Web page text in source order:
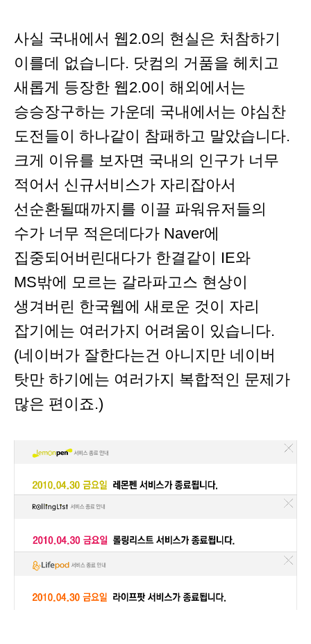
사실 국내에서 웹2.0의 현실은 처참하기
이를데 없습니다. 닷컴의 거품을 헤치고
새롭게 등장한 웹2.0이 해외에서는
승승장구하는 가운데 국내에서는 야심찬
도전들이 하나같이 참패하고 말았습니다.
크게 이유를 보자면 국내의 인구가 너무
적어서 신규서비스가 자리잡아서
선순환될때까지를 이끌 파워유저들의
수가 너무 적은데다가 Naver에
집중되어버린대다가 한결같이 IE와
MS밖에 모르는 갈라파고스 현상이
생겨버린 한국웹에 새로운 것이 자리
잡기에는 여러가지 어려움이 있습니다.
(네이버가 잘한다는건 아니지만 네이버
탓만 하기에는 여러가지 복합적인 문제가
많은 편이죠.)